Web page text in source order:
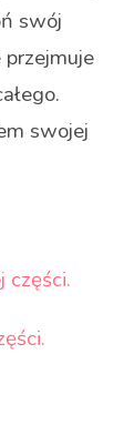
swój
przejmuje
swojej
części.